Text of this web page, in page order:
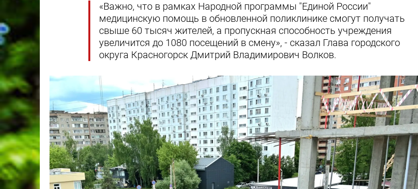
«Важно, что в рамках Народной программы "Единой России"
медицинскую помощь в обновленной поликлинике смогут получать
свыше 60 тысяч жителей, а пропускная способность учреждения
увеличится до 1080 посещений в смену», - сказал Глава городского
округа Красногорск Дмитрий Владимирович Волков.